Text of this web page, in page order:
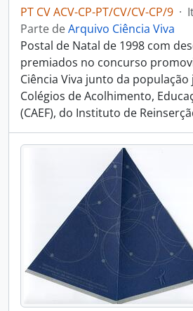
PT CV ACV-CP-PT/CV/CV-CP/9 ·
Parte deArquivo Ciência Viva
Postal de Natal de 1998 com
premiados no concurso
Ciência Viva junto da população
Colégios de Acolhimento,
(CAEF), do Instituto de